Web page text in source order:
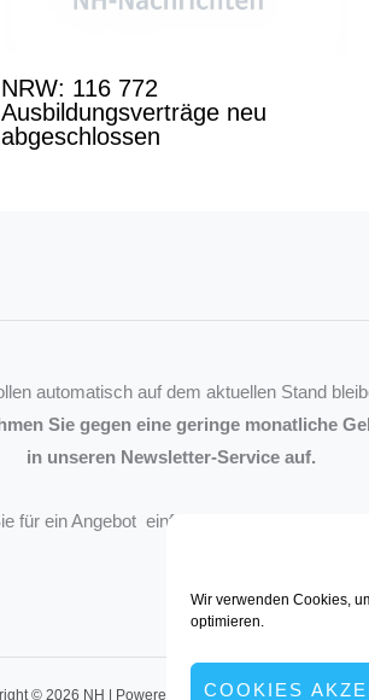
Wir verwenden Cookies,
optimieren.
COOKIES
NRW: 116 772
Ausbildungsverträge neu
abgeschlossen
automatisch auf dem aktuellen Stand
Sie gegen eine geringe monatliche
in unseren Newsletter-Service auf.
für ein Angebot einfach eine
© 2026 NH | Powered by müller:kommunikation,